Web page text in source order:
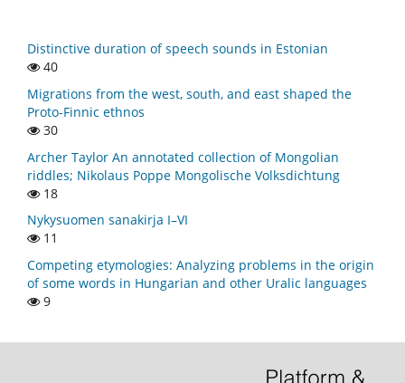
Distinctive duration of speech sounds in Estonian
40
Migrations from the west, south, and east shaped the
Proto-Finnic ethnos
30
Archer Taylor An annotated collection of Mongolian
riddles; Nikolaus Poppe Mongolische Volksdichtung
18
Nykysuomen sanakirja I–VI
11
Competing etymologies: Analyzing problems in the origin
of some words in Hungarian and other Uralic languages
9